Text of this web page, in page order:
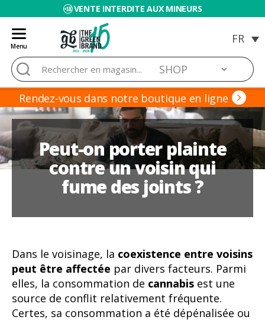
VENTE INTERDITE AUX MINEURS
Menu
Blog
de
Grow
Barato
Rechercher :
Rendez-vous dans notre boutique en ligne
Peut-on porter plainte
contre un voisin qui
fume des joints ?
Dans le voisinage, la coexistence entre voisins
peut être affectée par divers facteurs. Parmi
elles, la consommation de cannabis est une
source de conflit relativement fréquente.
Certes, sa consommation a été dépénalisée ou